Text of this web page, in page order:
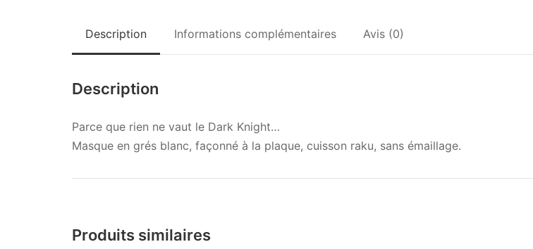
Description Informations complémentaires Avis (0)
Description
Parce que rien ne vaut le Dark Knight…
Masque en grés blanc, façonné à la plaque, cuisson raku, sans émaillage.
Produits similaires